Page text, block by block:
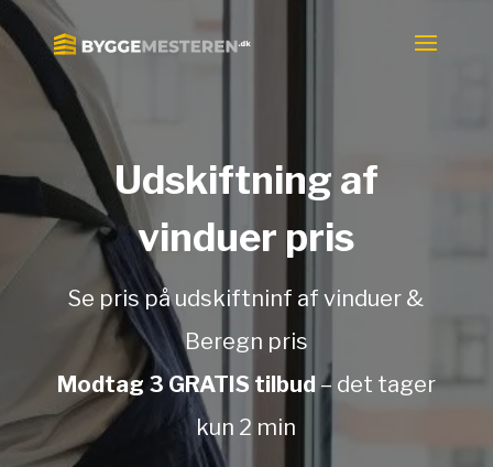
Udskiftning af
vinduer pris
Se pris på udskiftninf af vinduer &
Beregn pris
Modtag 3 GRATIS tilbud – det tager
kun 2 min